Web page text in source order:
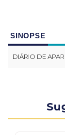
SINOPSE
DIÁRIO DE